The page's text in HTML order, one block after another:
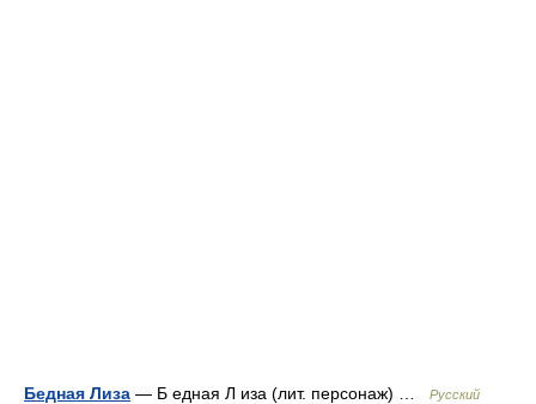
Бедная Лиза — Б едная Л иза (лит. персонаж) …
Русский